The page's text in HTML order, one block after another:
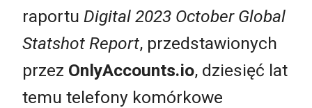
raportu Digital 2023 October Global
Statshot Report, przedstawionych
przez OnlyAccounts.io, dziesięć lat
temu telefony komórkowe